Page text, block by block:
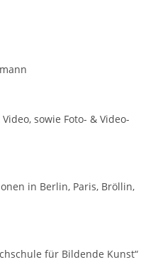
sowie Foto- & Video-
in Berlin, Paris, Bröllin,
für Bildende Kunst“